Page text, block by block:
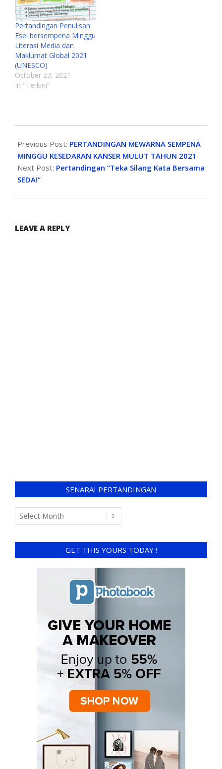
Pertandingan Penulisan
Esei bersempena Minggu
Literasi Media dan
Maklumat Global 2021
(UNESCO)
October 23, 2021
In "Terkini"
Previous Post: PERTANDINGAN MEWARNA SEMPENA
MINGGU KESEDARAN KANSER MULUT TAHUN 2021
Next Post: Pertandingan “Teka Silang Kata Bersama
SEDA!”
LEAVE A REPLY
SENARAI PERTANDINGAN
GET THIS YOURS TODAY !